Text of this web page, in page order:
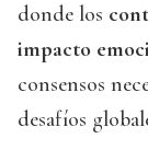
donde los
impacto
consensos
desafíos